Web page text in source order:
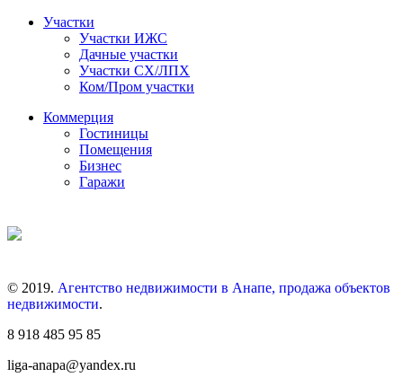
Участки
Участки ИЖС
Дачные участки
Участки СХ/ЛПХ
Ком/Пром участки
Коммерция
Гостиницы
Помещения
Бизнес
Гаражи
© 2019. Агентство недвижимости в Анапе, продажа объектов
недвижимости.
8 918 485 95 85
liga-anapa@yandex.ru